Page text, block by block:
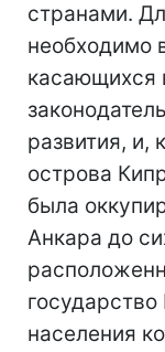
странами.
необходимо
касающихся
развития, и,
острова
была
Анкара до
населения